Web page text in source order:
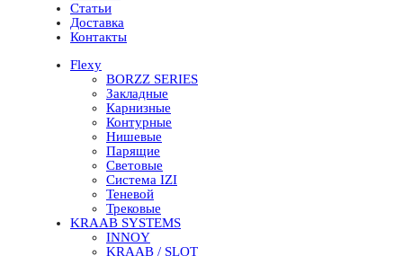
Статьи
Доставка
Контакты
Flexy
BORZZ SERIES
Закладные
Карнизные
Контурные
Нишевые
Парящие
Световые
Система IZI
Теневой
Трековые
KRAAB SYSTEMS
INNOY
KRAAB / SLOT